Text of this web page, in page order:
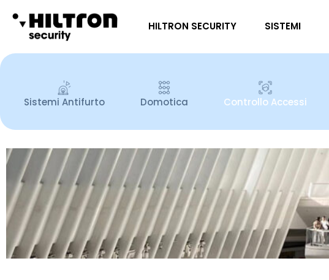
HILTRON SECURITY SISTEMI
Sistemi Antifurto Domotica Controllo Accessi